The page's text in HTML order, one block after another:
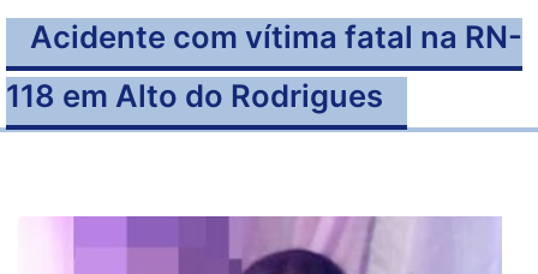
Acidente com vítima fatal na RN-
118 em Alto do Rodrigues